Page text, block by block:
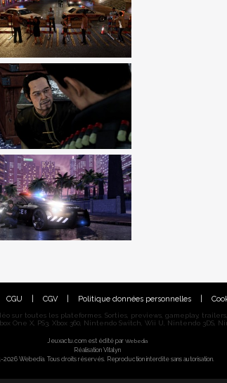
CGU CGV Politique données personnelles
toutes les plateformes. Sorties, previews, gameplay, trailers,
One X, PS3, Xbox 360, Nintendo Switch, Wii U, Nintendo 3DS,
Jeuxactu.com est édité par Webedia
Réalisation Vitalyn
Webedia. Tous droits réservés. Reproduction interdite sans autorisation.